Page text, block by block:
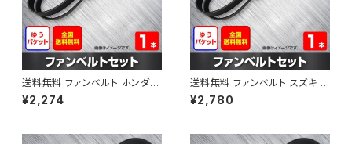
送料無料 ファンベルト ホンダ フ
ィット 型式GE6 H19.10～H25.
09 （国内トップメーカー） 1本 H
¥2,274
送料無料 ファンベルト スズキ ス
ペーシア 型式MK32S H25.03
～H30.02 （国内トップメーカ
¥2,780